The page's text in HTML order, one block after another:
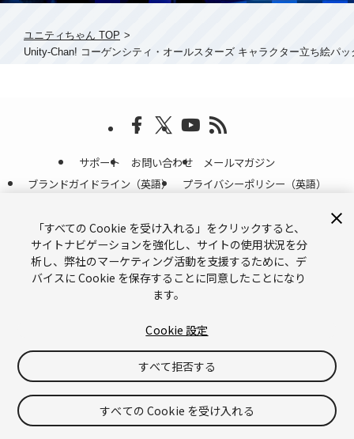
サポート お問い合わせ
メールマガジン
ブランドガイドライン（英語）
プライバシーポリシー（英語）
Do Not Sell or Share My Personal Information（英語）
©Copyright © 2026 Unity Technologies
「Unity」の名称、Unity のロゴ、およびその他の Unity の商標は、米国およ
びその他の国における Unity Technologies またはその関係会社の商標または
です。その他の名称またはブランドは該当する所有者の商標です。
「すべての Cookie を受け入れる」をクリックすると、
サイトナビゲーションを強化し、サイトの使用状況を分
析し、弊社のマーケティング活動を支援するために、デ
バイスに Cookie を保存することに同意したことになり
ます。
Cookie 設定
すべて拒否する
すべての Cookie を受け入れる